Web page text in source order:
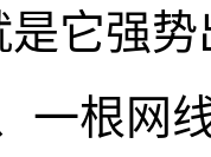
它强
根网线